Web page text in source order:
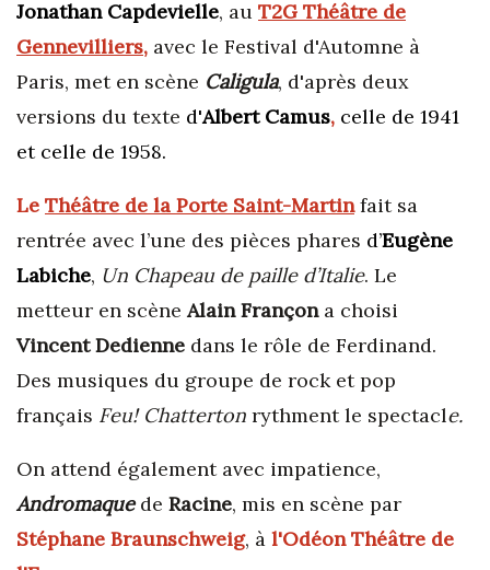
Jonathan Capdevielle, au T2G Théâtre de
Gennevilliers, avec le Festival d'Automne à
Paris, met en scène Caligula, d'après deux
versions du texte d'Albert Camus, celle de 1941
et celle de 1958.
Le Théâtre de la Porte Saint-Martinfait sa
rentrée avec l’une des pièces phares d’Eugène
Labiche, Un Chapeau de paille d’Italie. Le
metteur en scèneAlain Françona choisi
Vincent Dedienne dans le rôle de Ferdinand.
Des musiques du groupe de rock et pop
français Feu! Chatterton rythment le spectacle.
On attend également avec impatience,
Andromaquede Racine, mis en scène par
Stéphane Braunschweig, à l'Odéon Théâtre de